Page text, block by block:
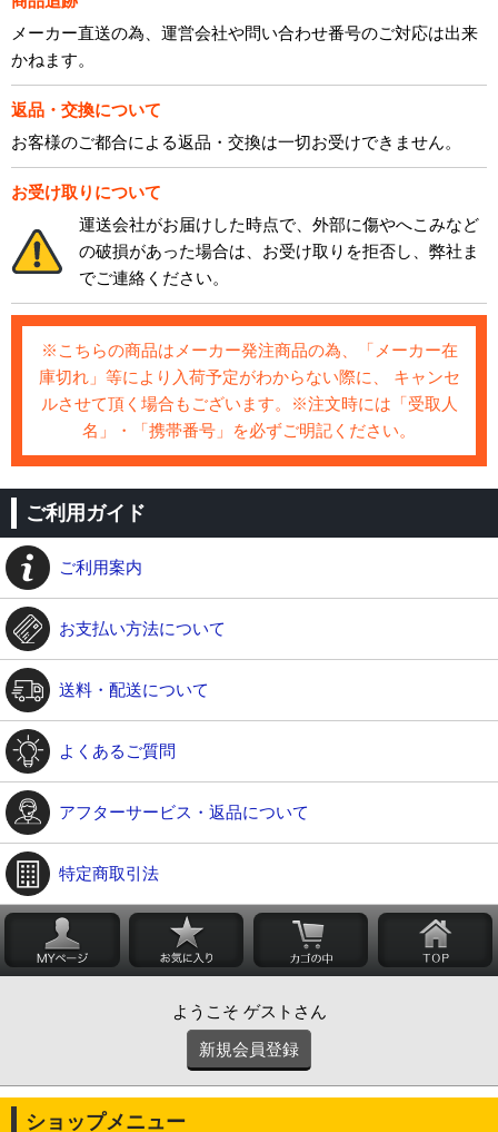
メーカー直送の為、運営会社や問い合わせ番号のご対応は出来
かねます。
返品・交換について
お客様のご都合による返品・交換は一切お受けできません。
お受け取りについて
運送会社がお届けした時点で、外部に傷やへこみなど
の破損があった場合は、お受け取りを拒否し、弊社ま
でご連絡ください。
※こちらの商品はメーカー発注商品の為、「メーカー在
庫切れ」等により入荷予定がわからない際に、 キャンセ
ルさせて頂く場合もございます。※注文時には「受取人
名」・「携帯番号」を必ずご明記ください。
ご利用ガイド
ご利用案内
お支払い方法について
送料・配送について
よくあるご質問
アフターサービス・返品について
特定商取引法
ようこそ ゲストさん
新規会員登録
ショップメニュー